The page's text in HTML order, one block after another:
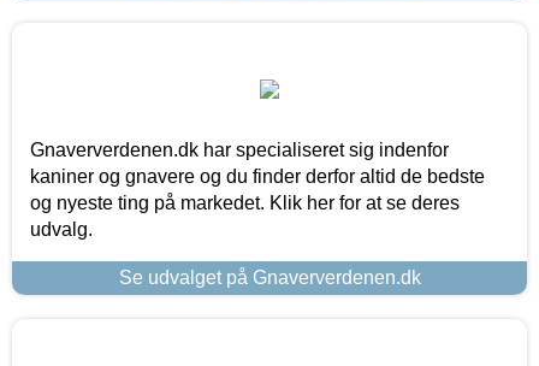
Gnaververdenen.dk har specialiseret sig indenfor
kaniner og gnavere og du finder derfor altid de bedste
og nyeste ting på markedet. Klik her for at se deres
udvalg.
Se udvalget på Gnaververdenen.dk